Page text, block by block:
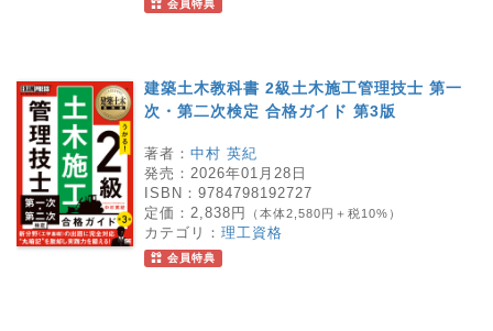
会員特典
建築土木教科書 2級土木施工管理技士 第一
次・第二次検定 合格ガイド 第3版
著者： 中村 英紀
発売： 2026年01月28日
ISBN： 9784798192727
定価： 2,838円 （本体2,580円＋税10%）
カテゴリ： 理工資格
会員特典